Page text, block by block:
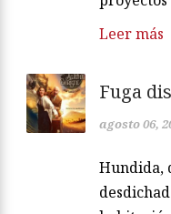
Leer más
Fuga
agosto 06,
Hundida,